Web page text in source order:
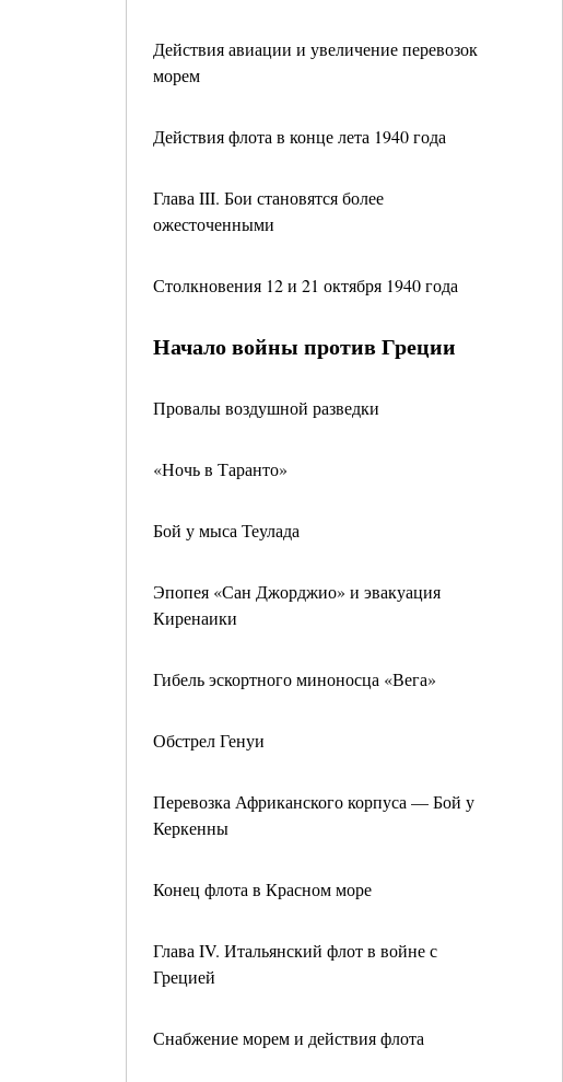
Действия авиации и увеличение перевозок
морем
Действия флота в конце лета 1940 года
Глава III. Бои становятся более
ожесточенными
Столкновения 12 и 21 октября 1940 года
Начало войны против Греции
Провалы воздушной разведки
«Ночь в Таранто»
Бой у мыса Теулада
Эпопея «Сан Джорджио» и эвакуация
Киренаики
Гибель эскортного миноносца «Вега»
Обстрел Генуи
Перевозка Африканского корпуса — Бой у
Керкенны
Конец флота в Красном море
Глава IV. Итальянский флот в войне с
Грецией
Снабжение морем и действия флота